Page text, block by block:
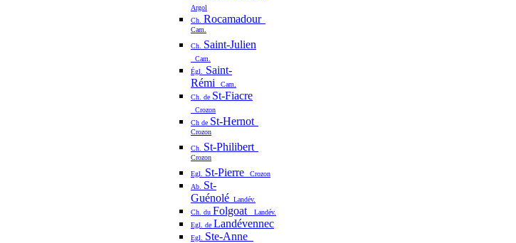
Argol
Ch. Rocamadour
Cam.
Ch. Saint-Julien
Cam.
Égl.
Saint-
Rémi
Cam.
Ch. de St-Fiacre
Crozon
Ch de St-Hernot
Crozon
Ch. St-Philibert
Crozon
Egl. St-Pierre
Crozon
Ab. St-
Guénolé Landév.
Ch. du Folgoat
Landév.
Egl. de Landévennec
Egl. Ste-Anne